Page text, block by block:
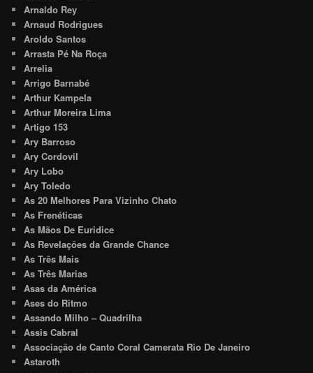
Arnaldo Rey
Arnaud Rodrigues
Aroldo Santos
Arrasta Pé Na Roça
Arrelia
Arrigo Barnabé
Arthur Kampela
Arthur Moreira Lima
Artigo 153
Ary Barroso
Ary Cordovil
Ary Lobo
Ary Toledo
As 20 Melhores Para Vizinho Chato
As Frenéticas
As Mãos De Euridice
As Revelações da Grande Chance
As Três Mais
As Três Marias
Asas da América
Ases do Ritmo
Assando Milho – Quadrilha
Assis Cabral
Associação de Canto Coral Camerata Rio De Janeiro
Astaroth